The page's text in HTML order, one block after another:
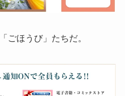
ごほうび」たちだ。